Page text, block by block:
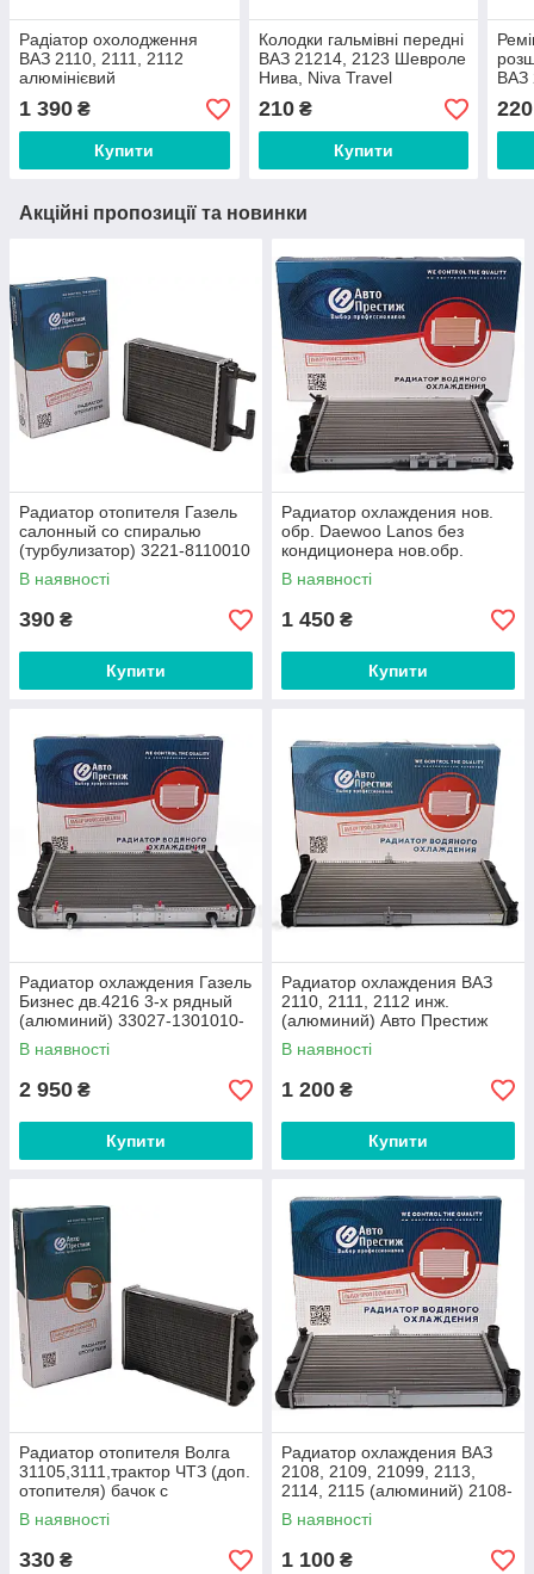
Радіатор охолодження
ВАЗ 2110, 2111, 2112
алюмінієвий
1 390 ₴
Купити
Колодки гальмівні передні
ВАЗ 21214, 2123 Шевроле
Нива, Niva Travel
(комплект 4 шт.)
210₴
Купити
ВАЗ
220
Акційні пропозиції та новинки
Радиатор отопителя Газель
салонный со спиралью
(турбулизатор) 3221-8110010
(алюминий) Авто Престиж
В наявності
390 ₴
Купити
Радиатор охлаждения нов.
обр. Daewoo Lanos без
кондиционера нов.обр.
(алюминий) 96351263 Авто
Престиж
В наявності
1 450 ₴
Купити
Радиатор охлаждения Газель
Бизнес дв.4216 3-х рядный
(алюминий) 33027-1301010-
03 Авто Престиж
В наявності
2 950 ₴
Купити
Радиатор охлаждения ВАЗ
2110, 2111, 2112 инж.
(алюминий) Авто Престиж
В наявності
1 200 ₴
Купити
Радиатор отопителя Волга
31105,3111,трактор ЧТЗ (доп.
отопителя) бачок с
фланцами (алюминий) 3111-
8101060 «Авто Престиж»
В наявності
330 ₴
Радиатор охлаждения ВАЗ
2108, 2109, 21099, 2113,
2114, 2115 (алюминий) 2108-
1301012 «Авто Престиж»
В наявності
1 100 ₴